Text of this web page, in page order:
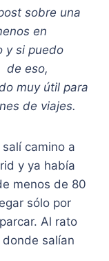
sobre una
en
y si puedo
de eso,
muy útil para
de viajes.
camino a
y ya había
menos de 80
sólo por
Al rato
donde salían